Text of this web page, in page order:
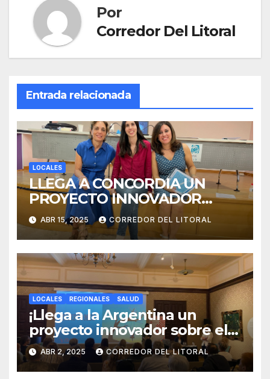
Por
Corredor Del Litoral
Entrada relacionada
LOCALES
LLEGA A CONCORDIA UN
PROYECTO INNOVADOR
SOBRE EL DUELO Y LA
CULTURA.
ABR 15, 2025 CORREDOR DEL LITORAL
LOCALES REGIONALES SALUD
¡Llega a la Argentina un
proyecto innovador sobre el
duelo y la cultura!
ABR 2, 2025 CORREDOR DEL LITORAL